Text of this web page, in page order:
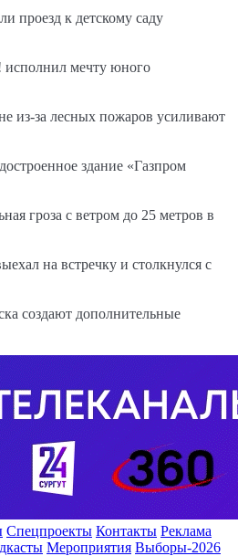
проезд к детскому саду
мечту юного
из-за лесных пожаров усиливают
здание «Газпром
гроза с ветром до 25 метров в
на встречку и столкнулся с
создают дополнительные
Спецпроекты Контакты Реклама
Мероприятия Выборы-2026